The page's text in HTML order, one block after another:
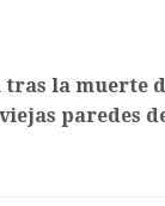
la muerte
paredes